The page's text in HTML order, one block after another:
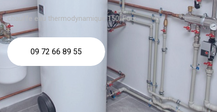
chauffe eau thermodynamique 150l Foix
09 72 66 89 55